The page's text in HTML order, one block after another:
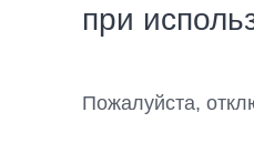
при
Пожалуйста,